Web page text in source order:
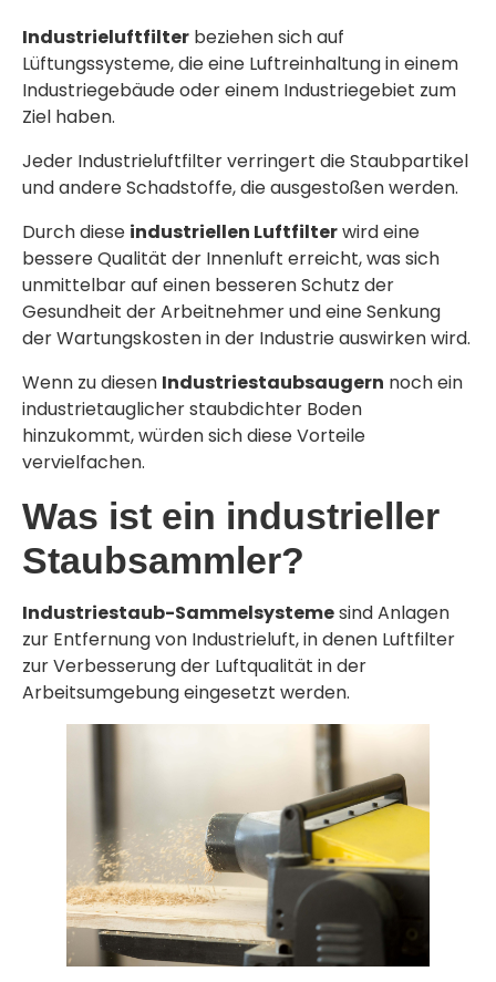
Industrieluftfilter beziehen sich auf
Lüftungssysteme, die eine Luftreinhaltung in einem
Industriegebäude oder einem Industriegebiet zum
Ziel haben.
Jeder Industrieluftfilter verringert die Staubpartikel
und andere Schadstoffe, die ausgestoßen werden.
Durch diese industriellen Luftfilterwird eine
bessere Qualität der Innenluft erreicht, was sich
unmittelbar auf einen besseren Schutz der
Gesundheit der Arbeitnehmer und eine Senkung
der Wartungskosten in der Industrie auswirken wird.
Wenn zu diesen Industriestaubsaugern noch ein
industrietauglicher staubdichter Boden
hinzukommt, würden sich diese Vorteile
vervielfachen.
Was ist ein industrieller
Staubsammler?
Industriestaub-Sammelsystemesind Anlagen
zur Entfernung von Industrieluft, in denen Luftfilter
zur Verbesserung der Luftqualität in der
Arbeitsumgebung eingesetzt werden.